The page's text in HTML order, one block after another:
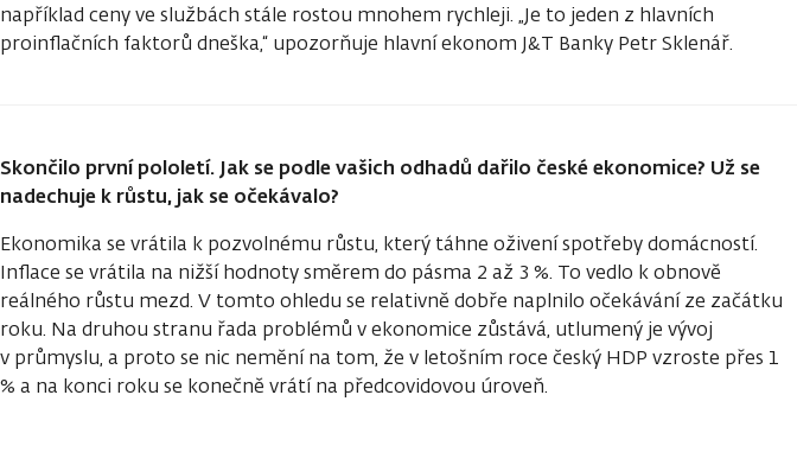
například ceny ve službách stále rostou mnohem rychleji. „Je to jeden z hlavních
proinflačních faktorů dneška,“ upozorňuje hlavní ekonom J&T Banky Petr Sklenář.
Skončilo první pololetí. Jak se podle vašich odhadů dařilo české ekonomice? Už se
nadechuje k růstu, jak se očekávalo?
Ekonomika se vrátila k pozvolnému růstu, který táhne oživení spotřeby domácností.
Inflace se vrátila na nižší hodnoty směrem do pásma 2 až 3 %. To vedlo k obnově
reálného růstu mezd. V tomto ohledu se relativně dobře naplnilo očekávání ze začátku
roku. Na druhou stranu řada problémů v ekonomice zůstává, utlumený je vývoj
v průmyslu, a proto se nic nemění na tom, že v letošním roce český HDP vzroste přes 1
% a na konci roku se konečně vrátí na předcovidovou úroveň.